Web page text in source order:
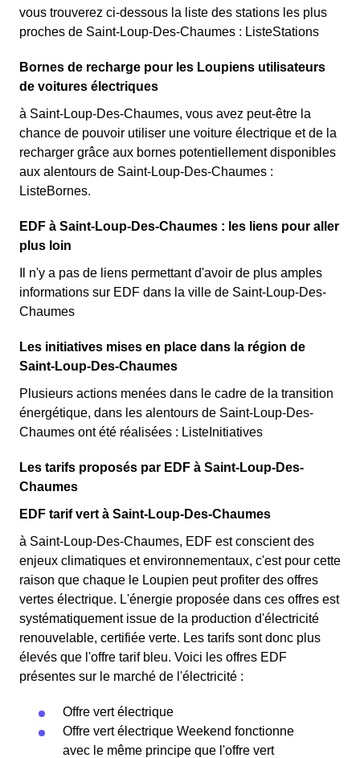
vous trouverez ci-dessous la liste des stations les plus
proches de Saint-Loup-Des-Chaumes : ListeStations
Bornes de recharge pour les Loupiens utilisateurs
de voitures électriques
à Saint-Loup-Des-Chaumes, vous avez peut-être la
chance de pouvoir utiliser une voiture électrique et de la
recharger grâce aux bornes potentiellement disponibles
aux alentours de Saint-Loup-Des-Chaumes :
ListeBornes.
EDF à Saint-Loup-Des-Chaumes : les liens pour aller
plus loin
Il n'y a pas de liens permettant d'avoir de plus amples
informations sur EDF dans la ville de Saint-Loup-Des-
Chaumes
Les initiatives mises en place dans la région de
Saint-Loup-Des-Chaumes
Plusieurs actions menées dans le cadre de la transition
énergétique, dans les alentours de Saint-Loup-Des-
Chaumes ont été réalisées : ListeInitiatives
Les tarifs proposés par EDF à Saint-Loup-Des-
Chaumes
EDF tarif vert à Saint-Loup-Des-Chaumes
à Saint-Loup-Des-Chaumes, EDF est conscient des
enjeux climatiques et environnementaux, c'est pour cette
raison que chaque le Loupien peut profiter des offres
vertes électrique. L'énergie proposée dans ces offres est
systématiquement issue de la production d'électricité
renouvelable, certifiée verte. Les tarifs sont donc plus
élevés que l'offre tarif bleu. Voici les offres EDF
présentes sur le marché de l'électricité :
Offre vert électrique
Offre vert électrique Weekend fonctionne
avec le même principe que l'offre vert